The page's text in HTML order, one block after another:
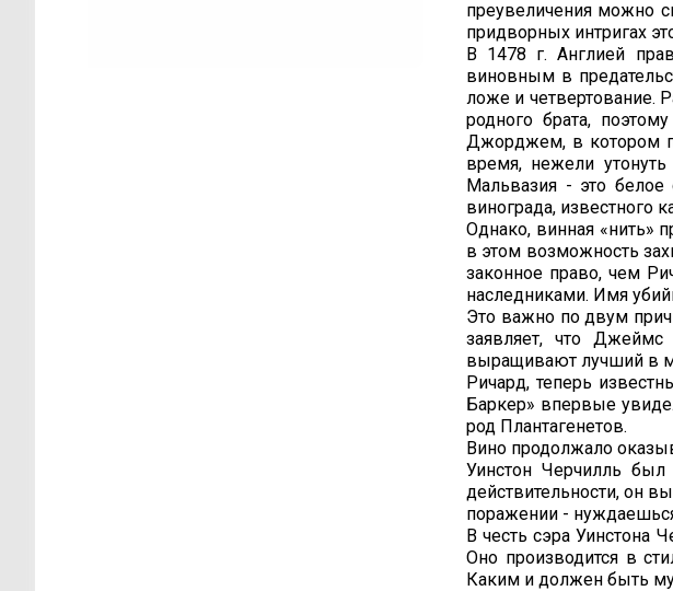
преувеличения можно
придворных интригах
В 1478 г. Англией
виновным в
ложе и четвертование.
родного брата,
Джорджем, в котором
время, нежели
Мальвазия - это белое
винограда, известного
Однако, винная «нить»
в этом возможность
законное право, чем
наследниками. Имя
Это важно по двум
заявляет, что
выращивают лучший в
Ричард, теперь
Баркер» впервые
род Плантагенетов.
Вино продолжало
Уинстон Черчилль
действительности, он
поражении -
В честь сэра Уинстона
Оно производится в
Каким и должен быть